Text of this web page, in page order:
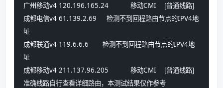
广州移动v4 120.196.165.24           移动CMI    [普通线路]
成都电信v4 61.139.2.69     检测不到回程路由节点的IPV4地
址
成都联通v4 119.6.6.6       检测不到回程路由节点的IPV4地
址
成都移动v4 211.137.96.205           移动CMI    [普通线路]
准确线路自行查看详细路由，本测试结果仅作参考